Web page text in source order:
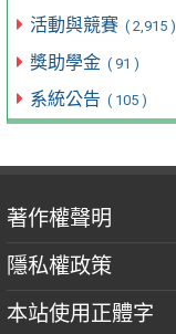
活動與競賽 ( 2,915 )
獎助學金 ( 91 )
系統公告 ( 105 )
著作權聲明
隱私權政策
本站使用正體字